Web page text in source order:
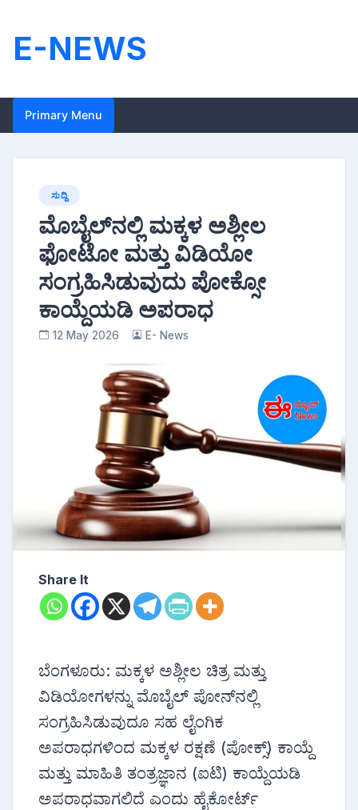
content
E-NEWS
Primary Menu
ಸುದ್ದಿ
ಮೊಬೈಲ್‌ನಲ್ಲಿ ಮಕ್ಕಳ ಅಶ್ಲೀಲ
ಫೋಟೋ ಮತ್ತು ವಿಡಿಯೋ
ಸಂಗ್ರಹಿಸಿಡುವುದು ಪೋಕ್ಸೋ
ಕಾಯ್ದೆಯಡಿ ಅಪರಾಧ
12 May 2026 E- News
Share It
ಬೆಂಗಳೂರು: ಮಕ್ಕಳ ಅಶ್ಲೀಲ ಚಿತ್ರ ಮತ್ತು
ವಿಡಿಯೋಗಳನ್ನು ಮೊಬೈಲ್ ಪೋನ್‌ನಲ್ಲಿ
ಸಂಗ್ರಹಿಸಿಡುವುದೂ ಸಹ ಲೈಂಗಿಕ
ಅಪರಾಧಗಳಿಂದ ಮಕ್ಕಳ ರಕ್ಷಣೆ (ಪೋಕ್ಸ್‌) ಕಾಯ್ದೆ
ಮತ್ತು ಮಾಹಿತಿ ತಂತ್ರಜ್ಞಾನ (ಐಟಿ) ಕಾಯ್ದೆಯಡಿ
ಅಪರಾಧವಾಗಲಿದೆ ಎಂದು ಹೈಕೋರ್ಟ್